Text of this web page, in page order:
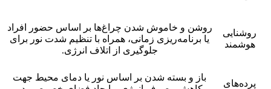
روشنایی
هوشمند
روشن و خاموش شدن چراغ‌ها بر اساس حضور افراد
یا برنامه‌ریزی زمانی، همراه با تنظیم شدت نور برای
جلوگیری از اتلاف انرژی.
پرده‌های
باز و بسته شدن بر اساس نور یا دمای محیط جهت